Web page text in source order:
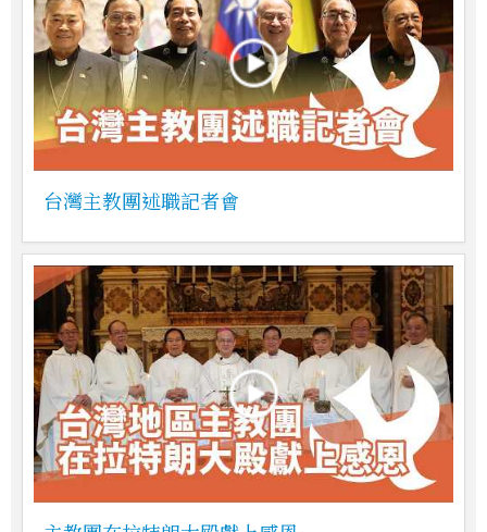
台灣主教團述職記者會